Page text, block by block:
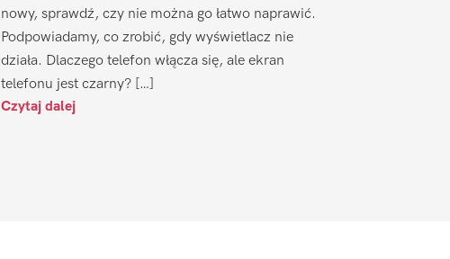
nowy, sprawdź, czy nie można go łatwo naprawić.
Podpowiadamy, co zrobić, gdy wyświetlacz nie
działa. Dlaczego telefon włącza się, ale ekran
telefonu jest czarny? […]
Czytaj dalej